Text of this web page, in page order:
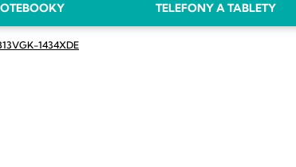
TELEFONY A TABLETY
1434XDE